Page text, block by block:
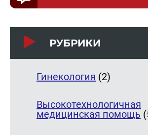
РУБРИКИ
Гинекология (2)
Высокотехнологичная
медицинская помощь